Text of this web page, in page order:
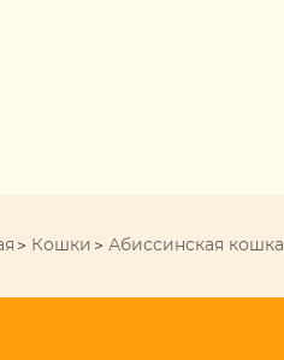
Кошки Абиссинская кошка